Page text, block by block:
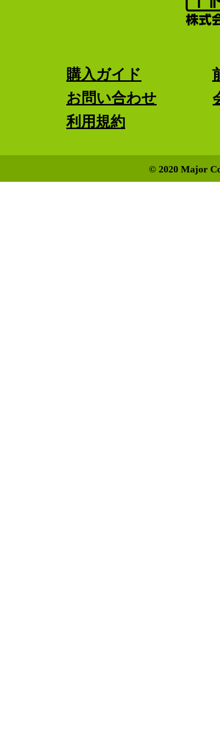
購入ガイド
お問い合わせ
利用規約
© 2020 Major